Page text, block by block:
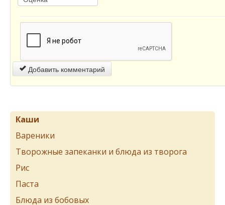
Добавить комментарий
Каши
Вареники
Творожные запеканки и блюда из творога
Рис
Паста
Блюда из бобовых